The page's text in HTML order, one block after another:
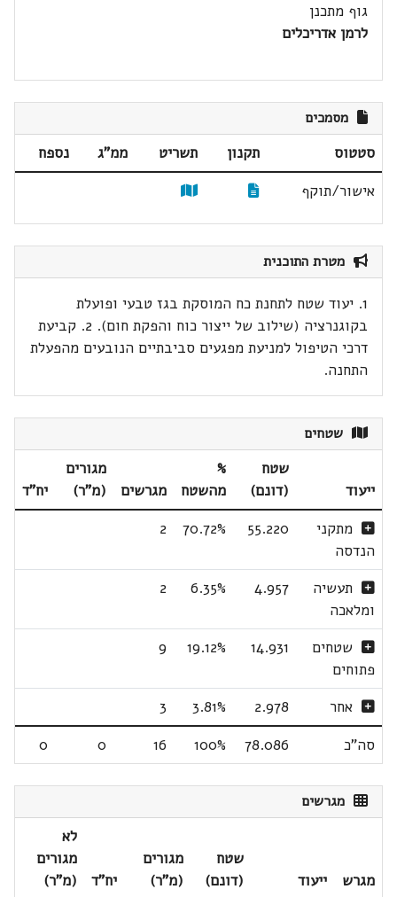
גוף מתכנן
לרמן אדריכלים
מסמכים
סטטוס תקנון תשריט ממ"ג
נספח
אישור/תוקף
מטרת התוכנית
1. יעוד שטח לתחנת כח המוסקת בגז טבעי ופועלת
בקוגנרציה (שילוב של ייצור כוח והפקת חום). 2. קביעת
דרכי הטיפול למניעת מפגעים סביבתיים הנובעים מהפעלת
התחנה.
שטחים
ייעוד
שטח
(דונם)
%
מהשטח
מגרשים
מגורים
(מ"ר)
יח"ד
מתקני
הנדסה
55.220
70.72%
2
תעשיה
ומלאכה
4.957
6.35%
2
שטחים
פתוחים
14.931
19.12%
9
אחר 2.978
3.81%
3
סה"כ
78.086
100%
16
0
0
מגרשים
מגרש ייעוד
שטח
(דונם)
מגורים
(מ"ר)
יח"ד
לא
מגורים
(מ"ר)